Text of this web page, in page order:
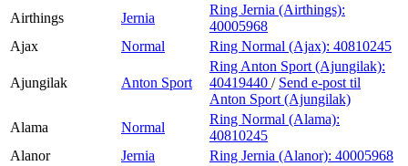
Airthings
Jernia
Ring Jernia (Airthings):
40005968
Ajax
Normal Ring Normal (Ajax): 40810245
Ajungilak Anton Sport
Ring Anton Sport (Ajungilak):
40419440 / Send e-post til
Anton Sport (Ajungilak)
Alama
Normal
Ring Normal (Alama):
40810245
Alanor
Jernia Ring Jernia (Alanor): 40005968